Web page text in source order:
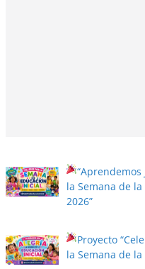
la Semana de
2026”
Proyecto
la Semana de